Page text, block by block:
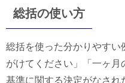
総括の使い方
総括を使った分かりやす
がけてください」「一ヶ
基準に関する決定がなさ